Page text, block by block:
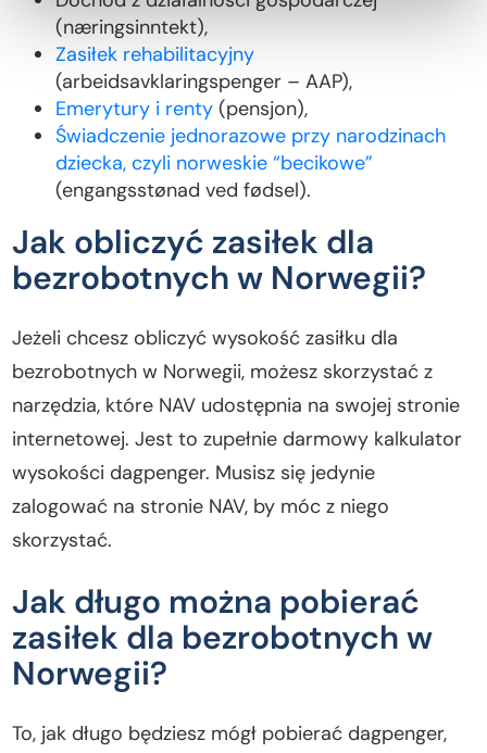
(næringsinntekt),
Zasiłek rehabilitacyjny
(arbeidsavklaringspenger – AAP),
Emerytury i renty (pensjon),
Świadczenie jednorazowe przy narodzinach
dziecka, czyli norweskie “becikowe”
(engangsstønad ved fødsel).
Jak obliczyć zasiłek dla
bezrobotnych w Norwegii?
Jeżeli chcesz obliczyć wysokość zasiłku dla
bezrobotnych w Norwegii, możesz skorzystać z
narzędzia, które NAV udostępnia na swojej stronie
internetowej. Jest to zupełnie darmowy kalkulator
wysokości dagpenger. Musisz się jedynie
zalogować na stronie NAV, by móc z niego
skorzystać.
Jak długo można pobierać
zasiłek dla bezrobotnych w
Norwegii?
To, jak długo będziesz mógł pobierać dagpenger,